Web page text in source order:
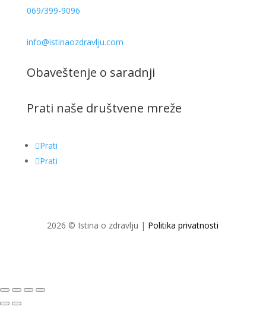
069/399-9096
info@istinaozdravlju.com
Obaveštenje o saradnji
Prati naše društvene mreže
Prati
Prati
2026 © Istina o zdravlju | Politika privatnosti